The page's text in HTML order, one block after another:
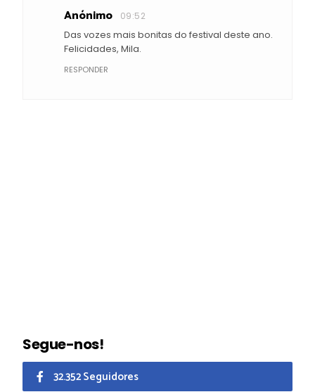
Anónimo 09:52
Das vozes mais bonitas do festival deste ano.
Felicidades, Mila.
RESPONDER
Segue-nos!
32.352 Seguidores